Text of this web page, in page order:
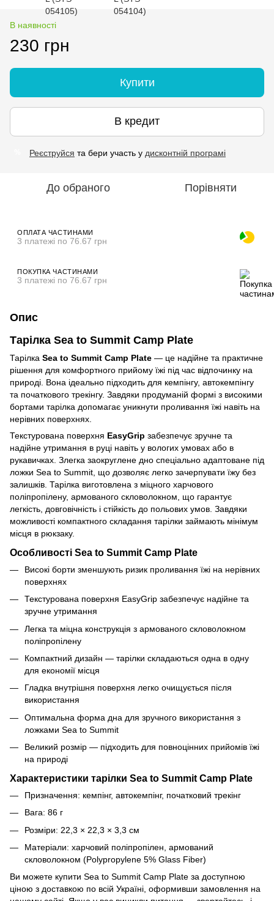
В наявності
230 грн
Купити
В кредит
Реєструйся та бери участь у дисконтній програмі
До обраного Порівняти
ОПЛАТА ЧАСТИНАМИ
3 платежі по 76.67 грн
ПОКУПКА ЧАСТИНАМИ
3 платежі по 76.67 грн
Опис
Тарілка Sea to Summit Camp Plate
Тарілка Sea to Summit Camp Plate — це надійне та практичне
рішення для комфортного прийому їжі під час відпочинку на
природі. Вона ідеально підходить для кемпінгу, автокемпінгу
та початкового трекінгу. Завдяки продуманій формі з високими
бортами тарілка допомагає уникнути проливання їжі навіть на
нерівних поверхнях.
Текстурована поверхня EasyGrip забезпечує зручне та
надійне утримання в руці навіть у вологих умовах або в
рукавичках. Злегка заокруглене дно спеціально адаптоване під
ложки Sea to Summit, що дозволяє легко зачерпувати їжу без
залишків. Тарілка виготовлена з міцного харчового
поліпропілену, армованого скловолокном, що гарантує
легкість, довговічність і стійкість до польових умов. Завдяки
можливості компактного складання тарілки займають мінімум
місця в рюкзаку.
Особливості Sea to Summit Camp Plate
Високі борти зменшують ризик проливання їжі на нерівних
поверхнях
Текстурована поверхня EasyGrip забезпечує надійне та
зручне утримання
Легка та міцна конструкція з армованого скловолокном
поліпропілену
Компактний дизайн — тарілки складаються одна в одну
для економії місця
Гладка внутрішня поверхня легко очищується після
використання
Оптимальна форма дна для зручного використання з
ложками Sea to Summit
Великий розмір — підходить для повноцінних прийомів їжі
на природі
Характеристики тарілки Sea to Summit Camp Plate
Призначення: кемпінг, автокемпінг, початковий трекінг
Вага: 86 г
Розміри: 22,3 × 22,3 × 3,3 см
Матеріали: харчовий поліпропілен, армований
скловолокном (Polypropylene 5% Glass Fiber)
Ви можете купити Sea to Summit Camp Plate за доступною
ціною з доставкою по всій Україні, оформивши замовлення на